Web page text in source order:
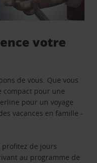
votre
de vous. Que vous
compact pour une
pour un voyage
vacances en famille -
profitez de jours
au programme de